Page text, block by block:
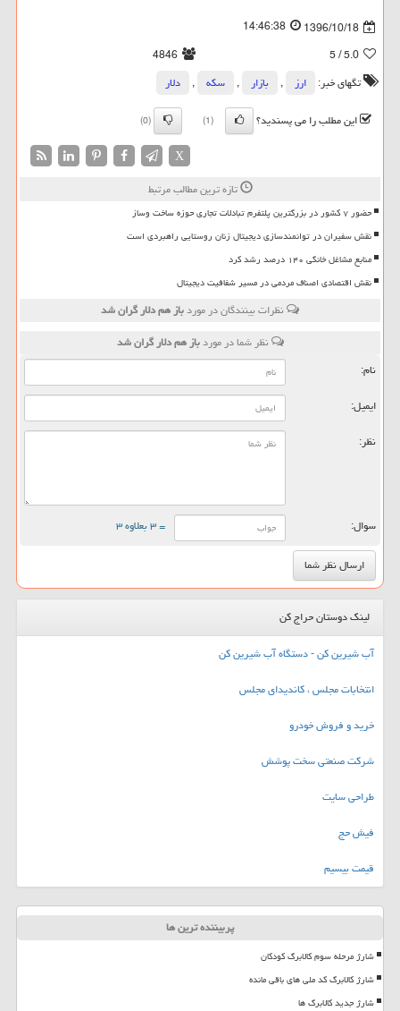
1396/10/18
14:46:38
5.0
/ 5
4846
تگهای خبر:
ارز , بازار , سكه ,
دلار
این مطلب را می پسندید؟
(1)
(0)
X
تازه ترین مطالب مرتبط
حضور ۷ کشور در بزرگترین پلتفرم تبادلات تجاری حوزه ساخت وساز
نقش سفیران در توانمندسازی دیجیتال زنان روستایی راهبردی است
منابع مشاغل خانگی ۱۴۰ درصد رشد کرد
نقش اقتصادی اصناف مردمی در مسیر شفافیت دیجیتال
نظرات بینندگان در موردباز هم دلار گران شد
نظر شما در موردباز هم دلار گران شد
نام:
ایمیل:
نظر:
سوال: = ۳ بعلاوه ۳
لینک دوستان حراج کن
آب شیرین کن - دستگاه آب شیرین کن
انتخابات مجلس ، کاندیدای مجلس
خرید و فروش خودرو
شرکت صنعتی سخت پوشش
طراحی سایت
فیش حج
قیمت بیسیم
پربیننده ترین ها
شارژ مرحله سوم کالابرگ کودکان
شارژ کالابرگ کد ملی های باقی مانده
شارژ جدید کالابرگ ها